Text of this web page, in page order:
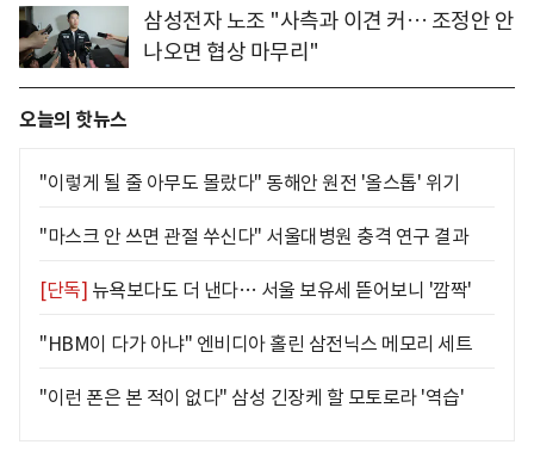
삼성전자 노조 "사측과 이견 커… 조정안 안
나오면 협상 마무리"
오늘의 핫뉴스
"이렇게 될 줄 아무도 몰랐다" 동해안 원전 '올스톱' 위기
"마스크 안 쓰면 관절 쑤신다" 서울대병원 충격 연구 결과
[단독] 뉴욕보다도 더 낸다… 서울 보유세 뜯어보니 '깜짝'
"HBM이 다가 아냐" 엔비디아 홀린 삼전닉스 메모리 세트
"이런 폰은 본 적이 없다" 삼성 긴장케 할 모토로라 '역습'